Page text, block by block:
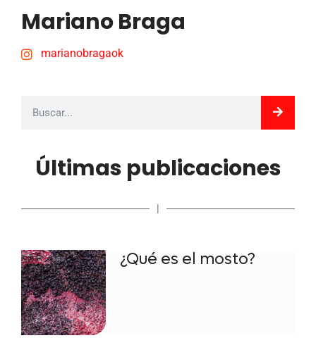
Mariano Braga
marianobragaok
Últimas publicaciones
|
¿Qué es el mosto?